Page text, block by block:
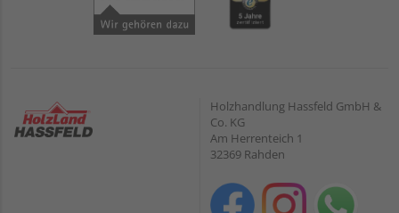
Holzhandlung Hassfeld GmbH &
Co. KG
Am Herrenteich 1
32369 Rahden